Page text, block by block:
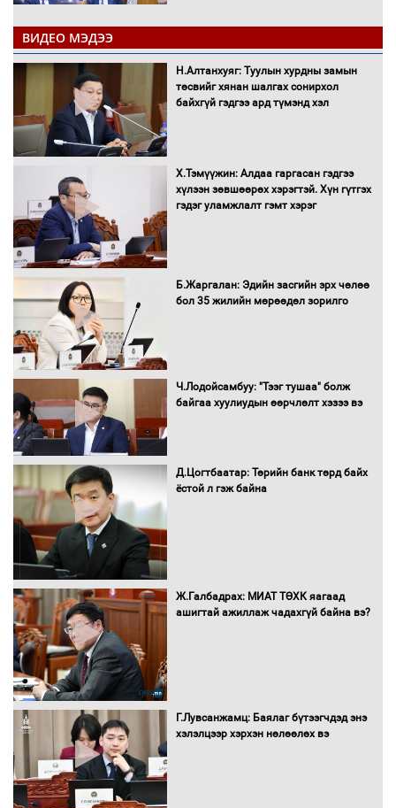
Монгол Улс “COP17”-д “Тал хээрийн
төлөвлөгөө”-гөө танилцуулна
16 төрлийн эмийг нэг эх үүсвэрээс
худалдан авах журмыг баталлаа
шилжиж, найр наадам, зөвлөгөөн,
гадаад томилолтыг хориглолоо
Сайд нар төсвөө хэрхэн зарцуулах вэ?
Засгийн газрын ээлжит хуралдаан
Автомашинд улсын дугаарын тэгш,
сондгойгоор шатахуун олгоно
татвар ногдуулахгүй байх эрх зүйн
орчныг бүрдүүллээ
ВИДЕО МЭДЭЭ
Н.Алтанхуяг: Туулын хурдны замын
төсвийг хянан шалгах сонирхол
байхгүй гэдгээ ард түмэнд хэл
Х.Тэмүүжин: Алдаа гаргасан гэдгээ
хүлээн зөвшөөрөх хэрэгтэй. Хүн гүтгэх
гэдэг уламжлалт гэмт хэрэг
Б.Жаргалан: Эдийн засгийн эрх чөлөө
бол 35 жилийн мөрөөдөл зорилго
Ч.Лодойсамбуу: "Тээг тушаа" болж
байгаа хуулиудын өөрчлөлт хэзээ вэ
Д.Цогтбаатар: Төрийн банк төрд байх
ёстой л гэж байна
Ж.Галбадрах: МИАТ ТӨХК яагаад
ашигтай ажиллаж чадахгүй байна вэ?
Г.Лувсанжамц: Баялаг бүтээгчдэд энэ
хэлэлцээр хэрхэн нөлөөлөх вэ